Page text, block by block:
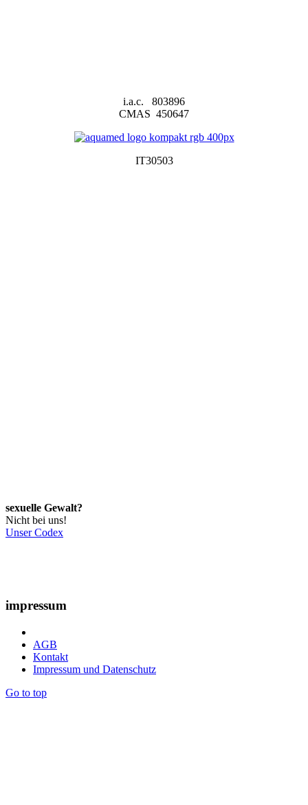
i.a.c. 803896
CMAS 450647
IT30503
sexuelle Gewalt?
Nicht bei uns!
Unser Codex
impressum
AGB
Kontakt
Impressum und Datenschutz
Go to top